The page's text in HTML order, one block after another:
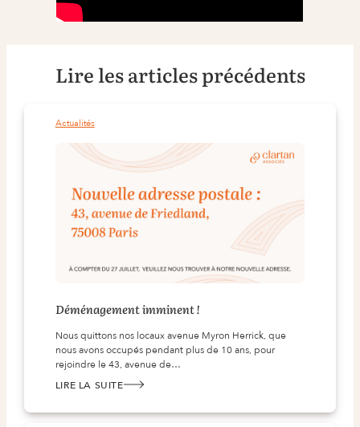
Lire les articles précédents
Actualités
Déménagement imminent !
Nous quittons nos locaux avenue Myron Herrick, que
nous avons occupés pendant plus de 10 ans, pour
rejoindre le 43, avenue de…
LIRE LA SUITE
: